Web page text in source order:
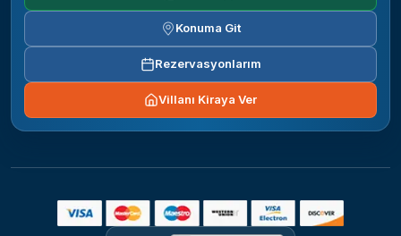
Konuma Git
Rezervasyonlarım
Villanı Kiraya Ver